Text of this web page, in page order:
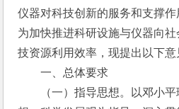
仪器对科技创新的服务和支撑作
为加快推进科研设施与仪器向
技资源利用效率，现提出以下意
一、总体要求
（一）指导思想。以邓小平